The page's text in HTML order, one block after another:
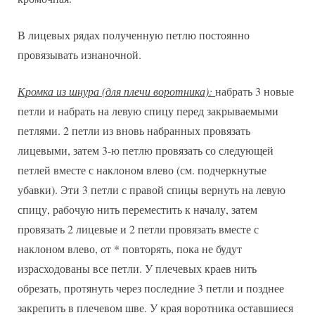
В лицевых рядах полученную петлю постоянно
провязывать изнаночной.
Кромка из шнура (для плечи воротника): набрать 3 новые
петли и набрать на левую спицу перед закрываемыми
петлями. 2 петли из вновь набранных провязать
лицевыми, затем 3-ю петлю провязать со следующей
петлей вместе с наклоном влево (см. подчеркнутые
убавки). Эти 3 петли с правой спицы вернуть на левую
спицу, рабочую нить переместить к началу, затем
провязать 2 лицевые и 2 петли провязать вместе с
наклоном влево, от * повторять, пока не будут
израсходованы все петли. У плечевых краев нить
обрезать, протянуть через последние 3 петли и позднее
закрепить в плечевом шве. У края воротника оставшиеся